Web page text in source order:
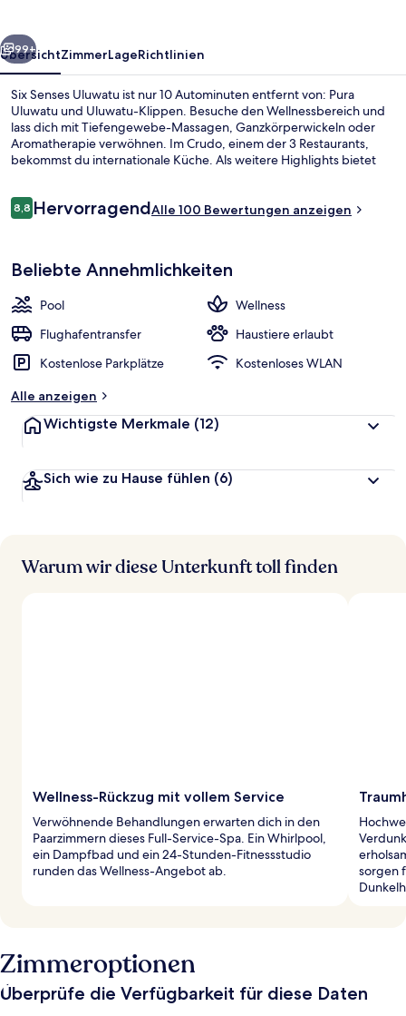
Weiter
99+
ÜbersichtZimmerLageRichtlinien
Six Senses Uluwatu ist nur 10 Autominuten entfernt von: Pura
Uluwatu und Uluwatu-Klippen. Besuche den Wellnessbereich und
lass dich mit Tiefengewebe-Massagen, Ganzkörperwickeln oder
Aromatherapie verwöhnen. Im Crudo, einem der 3 Restaurants,
bekommst du internationale Küche. Als weitere Highlights bietet
Bewertungen
8,88,8 von 10.
HervorragendAlle 100 Bewertungen anzeigen
Beliebte Annehmlichkeiten
Pool
Wellness
Flughafentransfer
Haustiere erlaubt
Kostenlose Parkplätze
Kostenloses WLAN
Alle anzeigen
Wichtigste Merkmale (12)
Sich wie zu Hause fühlen (6)
Warum wir diese Unterkunft toll finden
Wellness-Rückzug mit vollem Service
Verwöhnende Behandlungen erwarten dich in den
Paarzimmern dieses Full-Service-Spa. Ein Whirlpool,
ein Dampfbad und ein 24-Stunden-Fitnessstudio
runden das Wellness-Angebot ab.
sorgen
Zimmeroptionen
Überprüfe die Verfügbarkeit für diese Daten